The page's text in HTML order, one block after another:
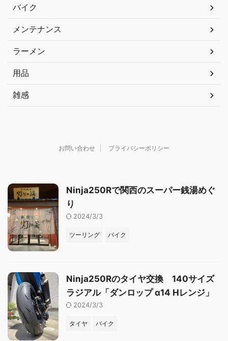
バイク
メンテナンス
ラーメン
用品
雑感
お問い合わせ プライバシーポリシー
Ninja250Rで関西のスーパー銭湯めぐ
り
2024/3/3
ツーリング バイク
Ninja250Rのタイヤ交換 140サイズ
ラジアル「ダンロップ α14 Hレンジ」
2024/3/3
タイヤ バイク